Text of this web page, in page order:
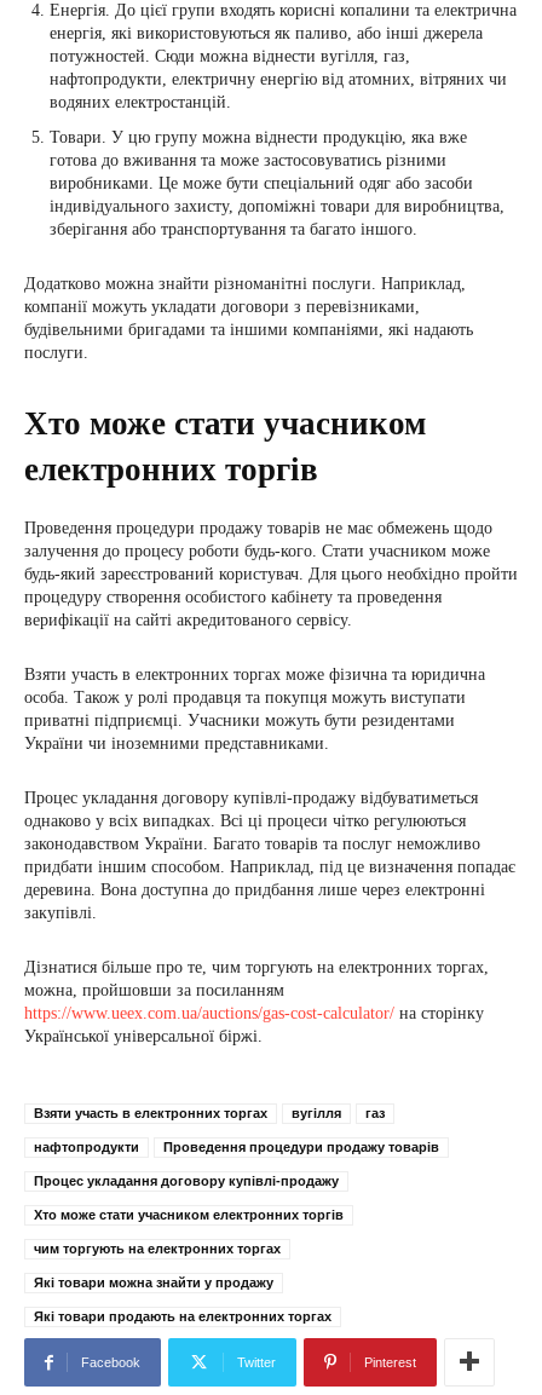
Енергія. До цієї групи входять корисні копалини та електрична
енергія, які використовуються як паливо, або інші джерела
потужностей. Сюди можна віднести вугілля, газ,
нафтопродукти, електричну енергію від атомних, вітряних чи
водяних електростанцій.
Товари. У цю групу можна віднести продукцію, яка вже
готова до вживання та може застосовуватись різними
виробниками. Це може бути спеціальний одяг або засоби
індивідуального захисту, допоміжні товари для виробництва,
зберігання або транспортування та багато іншого.
Додатково можна знайти різноманітні послуги. Наприклад,
компанії можуть укладати договори з перевізниками,
будівельними бригадами та іншими компаніями, які надають
послуги.
Хто може стати учасником
електронних торгів
Проведення процедури продажу товарів не має обмежень щодо
залучення до процесу роботи будь-кого. Стати учасником може
будь-який зареєстрований користувач. Для цього необхідно пройти
процедуру створення особистого кабінету та проведення
верифікації на сайті акредитованого сервісу.
Взяти участь в електронних торгах може фізична та юридична
особа. Також у ролі продавця та покупця можуть виступати
приватні підприємці. Учасники можуть бути резидентами
України чи іноземними представниками.
Процес укладання договору купівлі-продажу відбуватиметься
однаково у всіх випадках. Всі ці процеси чітко регулюються
законодавством України. Багато товарів та послуг неможливо
придбати іншим способом. Наприклад, під це визначення попадає
деревина. Вона доступна до придбання лише через електронні
закупівлі.
Дізнатися більше про те, чим торгують на електронних торгах,
можна, пройшовши за посиланням
https://www.ueex.com.ua/auctions/gas-cost-calculator/ на сторінку
Української універсальної біржі.
Взяти участь в електронних торгах вугілля газ
нафтопродукти Проведення процедури продажу товарів
Процес укладання договору купівлі-продажу
Хто може стати учасником електронних торгів
чим торгують на електронних торгах
Які товари можна знайти у продажу
Які товари продають на електронних торгах
Facebook Twitter Pinterest